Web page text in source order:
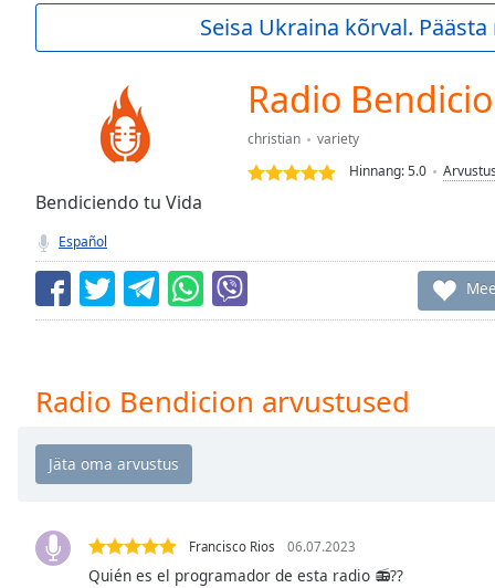
Current
TypeLIVE
live,
currently
behind
LIVE
Remaining
Playback
Rate
Chapters
Seisa Ukraina kõrval.
Radio
christian
variety
Hinnang:5.0
Bendiciendo tu Vida
Español
Radio Bendicion arvustused
Francisco Rios 06.07.2023
Quién es el programador de esta radio 📻??